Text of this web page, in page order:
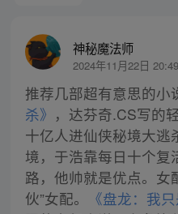
神秘魔法师
2024年11月22日 20:49
推荐几部超有意思的小
杀》 ，达芬奇.CS写的
十亿人进仙侠秘境大逃
境，于浩靠每日十个复
路，他帅就是优点。女
伙”女配。
《盘龙：我